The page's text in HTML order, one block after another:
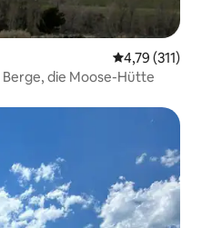
4,79 (311)
die Moose-Hütte